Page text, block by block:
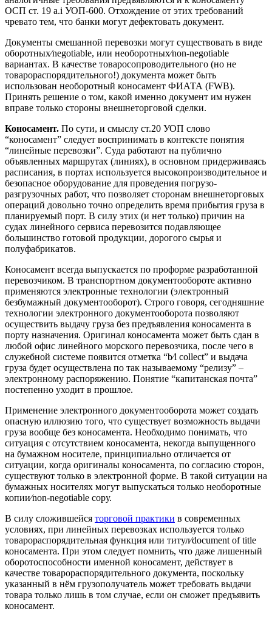
ОСП ст. 19 а.i УОП-600. Отхождение от этих требований
чревато тем, что банки могут дефектовать документ.
Документы смешанной перевозки могут существовать в виде
оборотных⁄negotiable, или необоротных⁄non-negotiable
вариантах. В качестве товаросопроводительного (но не
товарораспорядительного!) документа может быть
использован необоротный коносамент ФИАТА (FWB).
Принять решение о том, какой именно документ им нужен
вправе только стороны внешнеторговой сделки.
Коносамент. По сути, и смыслу ст.20 УОП слово
“коносамент” следует воспринимать в контексте понятия
“линейные перевозки”. Суда работают на публично
объявленных маршрутах (линиях), в основном придерживаясь
расписания, в портах используется высокопроизводительное и
безопасное оборудование для проведения погрузо-
разгрузочных работ, что позволяет сторонам внешнеторговых
операций довольно точно определить время прибытия груза в
планируемый порт. В силу этих (и нет только) причин на
судах линейного сервиса перевозится подавляющее
большинство готовой продукции, дорогого сырья и
полуфабрикатов.
Коносамент всегда выпускается по проформе разработанной
перевозчиком. В транспортном документообороте активно
применяются электронные технологии (электронный
безбумажный документооборот). Строго говоря, сегодняшние
технологии электронного документооборота позволяют
осуществить выдачу груза без предъявления коносамента в
порту назначения. Оригинал коносамента может быть сдан в
любой офис линейного морского перевозчика, после чего в
служебной системе появится отметка “b⁄l collect” и выдача
груза будет осуществлена по так называемому “релизу” –
электронному распоряжению. Понятие “капитанская почта”
постепенно уходит в прошлое.
Применение электронного документооборота может создать
опасную иллюзию того, что существует возможность выдачи
груза вообще без коносамента. Необходимо понимать, что
ситуация с отсутствием коносамента, некогда выпущенного
на бумажном носителе, принципиально отличается от
ситуации, когда оригиналы коносамента, по согласию сторон,
существуют только в электронной форме. В такой ситуации на
бумажных носителях могут выпускаться только необоротные
копии⁄non-negotiable сору.
В силу сложившейся торговой практики в современных
условиях, при линейных перевозках используется только
товарораспорядительная функция или титул⁄document of title
коносамента. При этом следует помнить, что даже лишенный
оборотоспособности именной коносамент, действует в
качестве товарораспорядительного документа, поскольку
указанный в нём грузополучатель может требовать выдачи
товара только лишь в том случае, если он сможет предъявить
коносамент.